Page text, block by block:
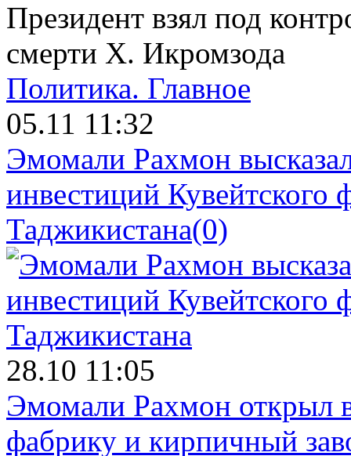
Президент взял под
смерти Х. Икромзода
Политика. Главное
05.11 11:32
Эмомали Рахмон
инвестиций Кувейтского
Таджикистана(0)
28.10 11:05
Эмомали Рахмон открыл
фабрику и кирпичный